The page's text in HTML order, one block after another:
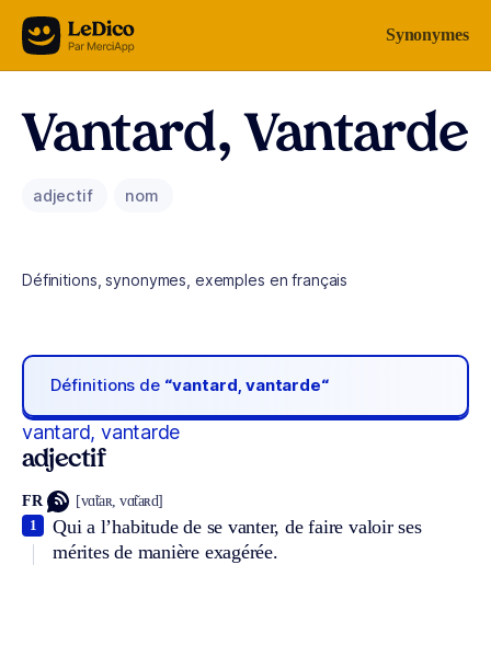
Aller au contenu Synonymes
Vantard, Vantarde
adjectif nom
Définitions, synonymes, exemples en français
Définitions de “vantard, vantarde“
vantard, vantarde
adjectif
FR [vɑ̃taʀ, vɑ̃taʀd]
Qui a l’habitude de se vanter, de faire valoir ses
mérites de manière exagérée.
1